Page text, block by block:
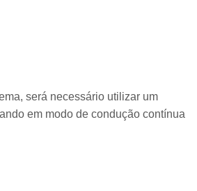
será necessário utilizar um
em modo de condução contínua